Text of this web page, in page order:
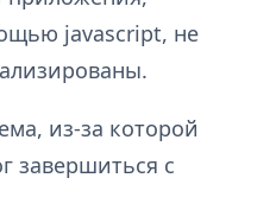
jаvascript, не
из-за которой
завершиться с